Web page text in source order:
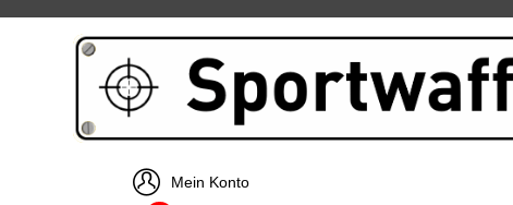
Mein Konto